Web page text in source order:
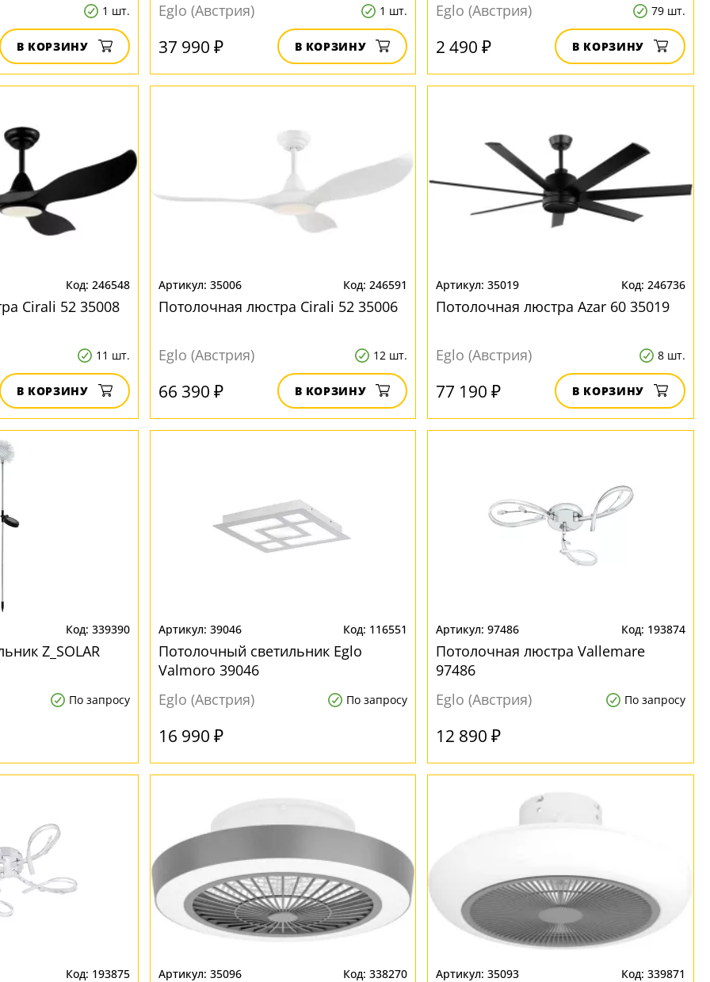
1 шт.
В КОРЗИНУ
Eglo (Австрия)
1 шт.
37 990 ₽ В КОРЗИНУ
Eglo (Австрия) 79 шт.
2 490 ₽ В КОРЗИНУ
246548
Cirali 52 35008
11 шт.
В КОРЗИНУ
35006 246591
Потолочная люстра Cirali 52 35006
Eglo (Австрия) 12 шт.
66 390 ₽ В КОРЗИНУ
35019 246736
Потолочная люстра Azar 60 35019
Eglo (Австрия) 8 шт.
77 190 ₽ В КОРЗИНУ
339390
Z_SOLAR
По запросу
39046 116551
Потолочный светильник Eglo
Valmoro 39046
Eglo (Австрия)
По запросу
16 990 ₽
97486 193874
Потолочная люстра Vallemare
97486
Eglo (Австрия)
По запросу
12 890 ₽
193875 35096 338270 35093 339871